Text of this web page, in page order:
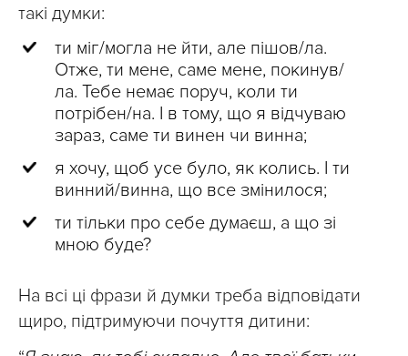
такі думки:
ти міг/могла не йти, але пішов/ла.
Отже, ти мене, саме мене, покинув/
ла. Тебе немає поруч, коли ти
потрібен/на. І в тому, що я відчуваю
зараз, саме ти винен чи винна;
я хочу, щоб усе було, як колись. І ти
винний/винна, що все змінилося;
ти тільки про себе думаєш, а що зі
мною буде?
На всі ці фрази й думки треба відповідати
щиро, підтримуючи почуття дитини: